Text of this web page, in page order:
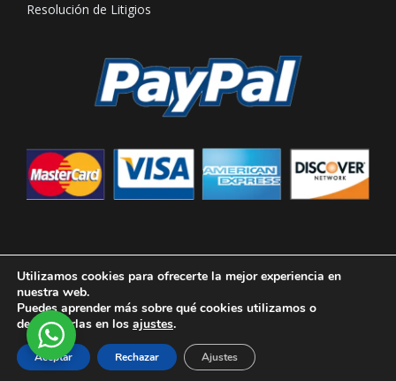
Resolución de Litigios
Copyright © 2026 Hotel Rural Casona de Tao Lanzarote
Powered by EDECO Canarias
Utilizamos cookies para ofrecerte la mejor experiencia en
nuestra web.
Puedes aprender más sobre qué cookies utilizamos o
desactivarlas en los ajustes.
Aceptar Rechazar Ajustes